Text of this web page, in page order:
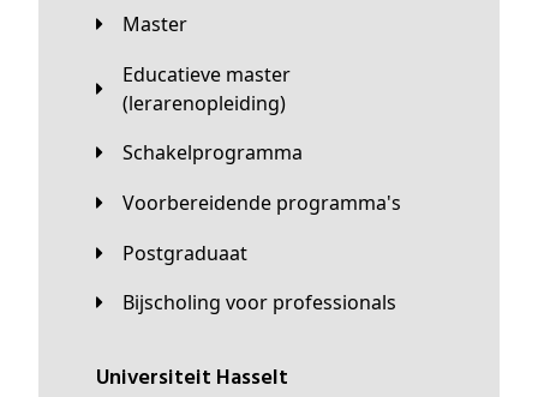
Master
Educatieve master
(lerarenopleiding)
Schakelprogramma
Voorbereidende programma's
Postgraduaat
Bijscholing voor professionals
universiteit Hasselt